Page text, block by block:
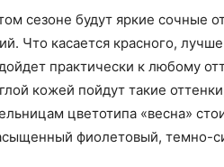
сезоне будут яркие сочные
Что касается красного,
практически к любому
кожей пойдут такие
цветотипа «весна»
фиолетовый, темно-